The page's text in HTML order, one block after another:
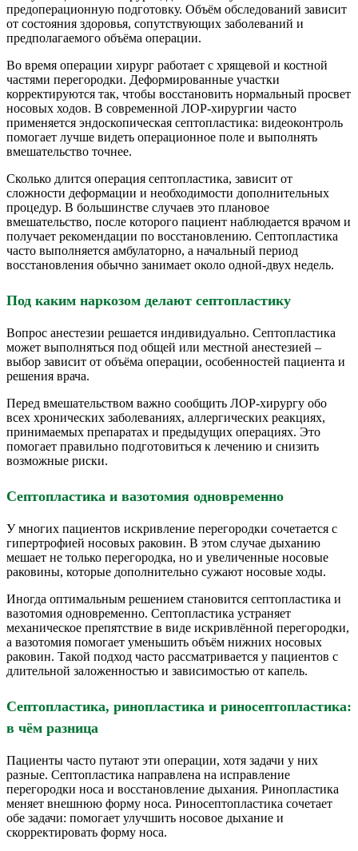
предоперационную подготовку. Объём обследований зависит
от состояния здоровья, сопутствующих заболеваний и
предполагаемого объёма операции.
Во время операции хирург работает с хрящевой и костной
частями перегородки. Деформированные участки
корректируются так, чтобы восстановить нормальный просвет
носовых ходов. В современной ЛОР-хирургии часто
применяется эндоскопическая септопластика: видеоконтроль
помогает лучше видеть операционное поле и выполнять
вмешательство точнее.
Сколько длится операция септопластика, зависит от
сложности деформации и необходимости дополнительных
процедур. В большинстве случаев это плановое
вмешательство, после которого пациент наблюдается врачом и
получает рекомендации по восстановлению. Септопластика
часто выполняется амбулаторно, а начальный период
восстановления обычно занимает около одной-двух недель.
Под каким наркозом делают септопластику
Вопрос анестезии решается индивидуально. Септопластика
может выполняться под общей или местной анестезией –
выбор зависит от объёма операции, особенностей пациента и
решения врача.
Перед вмешательством важно сообщить ЛОР-хирургу обо
всех хронических заболеваниях, аллергических реакциях,
принимаемых препаратах и предыдущих операциях. Это
помогает правильно подготовиться к лечению и снизить
возможные риски.
Септопластика и вазотомия одновременно
У многих пациентов искривление перегородки сочетается с
гипертрофией носовых раковин. В этом случае дыханию
мешает не только перегородка, но и увеличенные носовые
раковины, которые дополнительно сужают носовые ходы.
Иногда оптимальным решением становится септопластика и
вазотомия одновременно. Септопластика устраняет
механическое препятствие в виде искривлённой перегородки,
а вазотомия помогает уменьшить объём нижних носовых
раковин. Такой подход часто рассматривается у пациентов с
длительной заложенностью и зависимостью от капель.
Септопластика, ринопластика и риносептопластика:
в чём разница
Пациенты часто путают эти операции, хотя задачи у них
разные. Септопластика направлена на исправление
перегородки носа и восстановление дыхания. Ринопластика
меняет внешнюю форму носа. Риносептопластика сочетает
обе задачи: помогает улучшить носовое дыхание и
скорректировать форму носа.